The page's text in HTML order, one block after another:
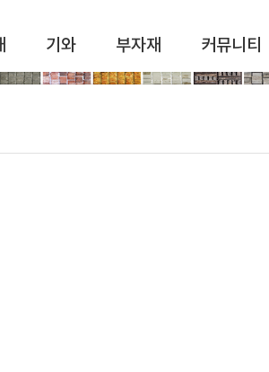
기와 부자재 커뮤니티